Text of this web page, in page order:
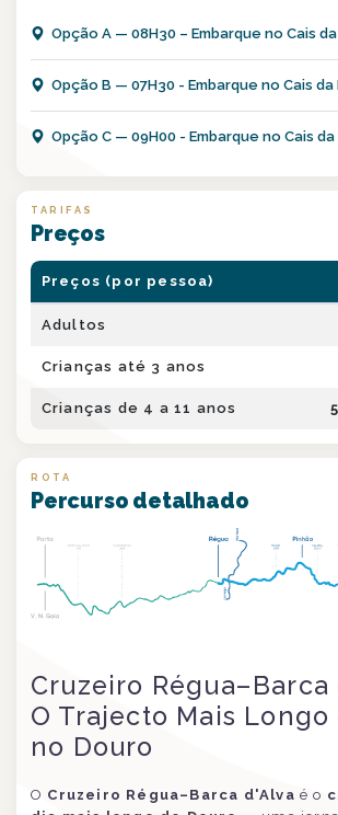
OpçãoA —08H30 – Embarque no Cais
OpçãoB —07H30 - Embarque no Cais da
OpçãoC —09H00 - Embarque no Cais da
TARIFAS
Preços
Preços (por pessoa)
Adultos
Crianças até 3 anos
Crianças de 4 a 11 anos
ROTA
Percurso detalhado
Cruzeiro
O Trajecto Mais Longo
no Douro
O Cruzeiro Régua–Barca d'Alva é o